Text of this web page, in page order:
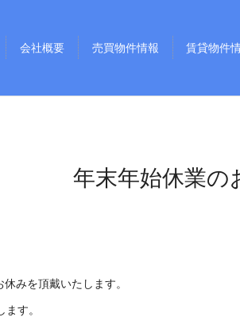
会社概要 売買物件情報 賃貸物件
年末年始休業の
みを頂戴いたします。
す。